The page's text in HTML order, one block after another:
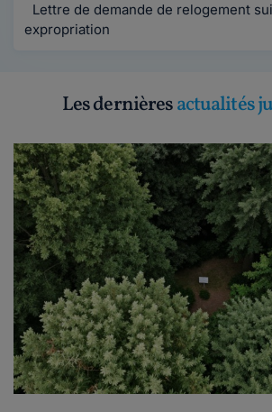
Lettre de demande de relogement
expropriation
Les dernièresactualités